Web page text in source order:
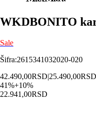
WKDBONITO
Sale
Šifra:2615341032020-020
42.490,00RSD|25.490,00RSD
41%+10%
22.941,00RSD